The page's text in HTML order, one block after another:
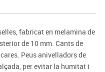
fabricat en melamina de
de 10 mm. Cants de
Peus anivelladors de
per evitar la humitat i